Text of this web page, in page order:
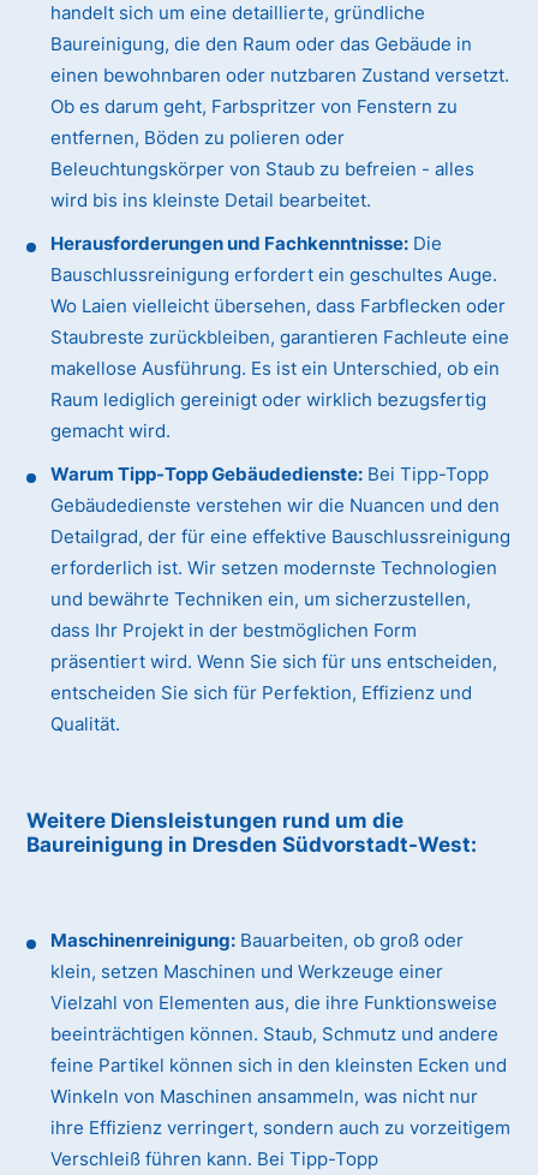
handelt sich um eine detaillierte, gründliche
Baureinigung, die den Raum oder das Gebäude in
einen bewohnbaren oder nutzbaren Zustand versetzt.
Ob es darum geht, Farbspritzer von Fenstern zu
entfernen, Böden zu polieren oder
Beleuchtungskörper von Staub zu befreien - alles
wird bis ins kleinste Detail bearbeitet.
Herausforderungen und Fachkenntnisse: Die
Bauschlussreinigung erfordert ein geschultes Auge.
Wo Laien vielleicht übersehen, dass Farbflecken oder
Staubreste zurückbleiben, garantieren Fachleute eine
makellose Ausführung. Es ist ein Unterschied, ob ein
Raum lediglich gereinigt oder wirklich bezugsfertig
gemacht wird.
Warum Tipp-Topp Gebäudedienste: Bei Tipp-Topp
Gebäudedienste verstehen wir die Nuancen und den
Detailgrad, der für eine effektive Bauschlussreinigung
erforderlich ist. Wir setzen modernste Technologien
und bewährte Techniken ein, um sicherzustellen,
dass Ihr Projekt in der bestmöglichen Form
präsentiert wird. Wenn Sie sich für uns entscheiden,
entscheiden Sie sich für Perfektion, Effizienz und
Qualität.
Weitere Diensleistungen rund um die
Baureinigung in Dresden Südvorstadt-West:
Maschinenreinigung: Bauarbeiten, ob groß oder
klein, setzen Maschinen und Werkzeuge einer
Vielzahl von Elementen aus, die ihre Funktionsweise
beeinträchtigen können. Staub, Schmutz und andere
feine Partikel können sich in den kleinsten Ecken und
Winkeln von Maschinen ansammeln, was nicht nur
ihre Effizienz verringert, sondern auch zu vorzeitigem
Verschleiß führen kann. Bei Tipp-Topp